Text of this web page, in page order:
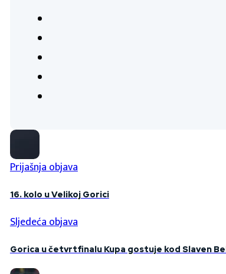
Prijašnja objava
16. kolo u Velikoj Gorici
Sljedeća objava
Gorica u četvrtfinalu Kupa gostuje kod Slaven